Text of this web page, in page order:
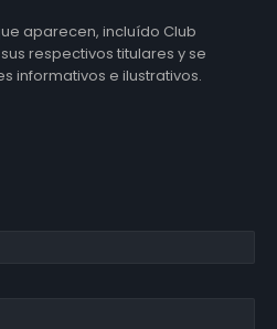
aparecen, incluído Club
respectivos titulares y se
informativos e ilustrativos.